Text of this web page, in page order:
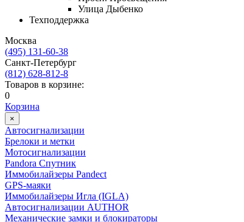
Улица Дыбенко
Техподдержка
Москва
(495) 131-60-38
Cанкт-Петербург
(812) 628-812-8
Товаров в корзине:
0
Корзина
×
Автосигнализации
Брелоки и метки
Мотосигнализации
Pandora Спутник
Иммобилайзеры Pandect
GPS-маяки
Иммобилайзеры Игла (IGLA)
Автосигнализации AUTHOR
Механические замки и блокираторы